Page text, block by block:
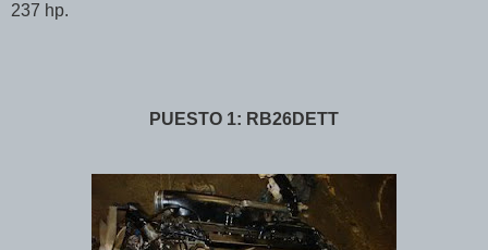
237 hp.
PUESTO 1: RB26DETT